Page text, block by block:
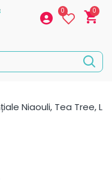
0 0
Niaouli, Tea Tree, L